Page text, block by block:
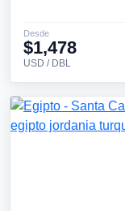
Desde
$1,478
USD / DBL